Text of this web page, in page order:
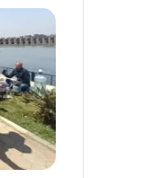
نائب
محافظ
الجيزة
يتفقد
الحدائق
والمتنزهات
خلال
احتفالات
شم